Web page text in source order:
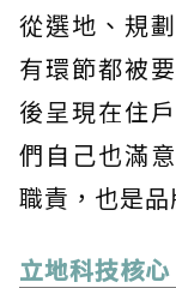
從選地、規
有環節都被
後呈現在住
們自己也滿
職責，也是品
立地科技核